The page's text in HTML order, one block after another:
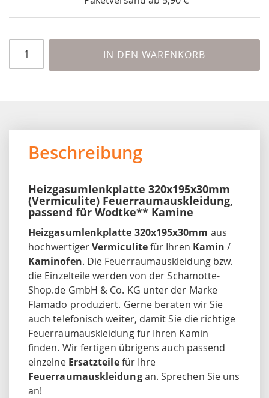
IN DEN WARENKORB
Beschreibung
Heizgasumlenkplatte 320x195x30mm
(Vermiculite) Feuerraumauskleidung,
passend für Wodtke** Kamine
Heizgasumlenkplatte 320x195x30mm aus
hochwertigerVermiculitefür Ihren Kamin/
Kaminofen. Die Feuerraumauskleidung bzw.
die Einzelteile werden von der Schamotte-
Shop.de GmbH & Co. KG unter der Marke
Flamado produziert. Gerne beraten wir Sie
auch telefonisch weiter, damit Sie die richtige
Feuerraumauskleidung für Ihren Kamin
finden. Wir fertigen übrigens auch passend
einzelne Ersatzteilefür Ihre
Feuerraumauskleidungan. Sprechen Sie uns
an!